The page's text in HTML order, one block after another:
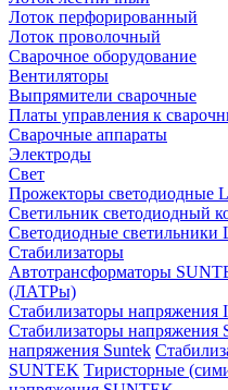
Лоток перфорированный
Лоток проволочный
Сварочное оборудование
Вентиляторы
Выпрямители сварочные
Платы управления к
Сварочные аппараты
Электроды
Свет
Прожекторы светодиодные
Светильник светодиодный
Светодиодные
Стабилизаторы
Автотрансформаторы
(ЛАТРы)
Стабилизаторы напряжения
Стабилизаторы напряжения
напряжения Suntek
SUNTEK Тиристорные